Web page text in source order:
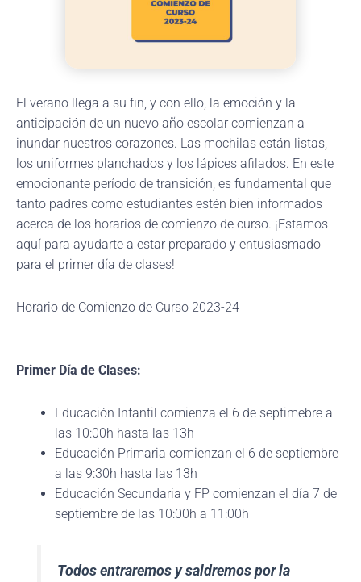
El verano llega a su fin, y con ello, la emoción y la
anticipación de un nuevo año escolar comienzan a
inundar nuestros corazones. Las mochilas están listas,
los uniformes planchados y los lápices afilados. En este
emocionante período de transición, es fundamental que
tanto padres como estudiantes estén bien informados
acerca de los horarios de comienzo de curso. ¡Estamos
aquí para ayudarte a estar preparado y entusiasmado
para el primer día de clases!
Horario de Comienzo de Curso 2023-24
Primer Día de Clases:
Educación Infantil comienza el 6 de septimebre a
las 10:00h hasta las 13h
Educación Primaria comienzan el 6 de septiembre
a las 9:30h hasta las 13h
Educación Secundaria y FP comienzan el día 7 de
septiembre de las 10:00h a 11:00h
Todos entraremos y saldremos por la